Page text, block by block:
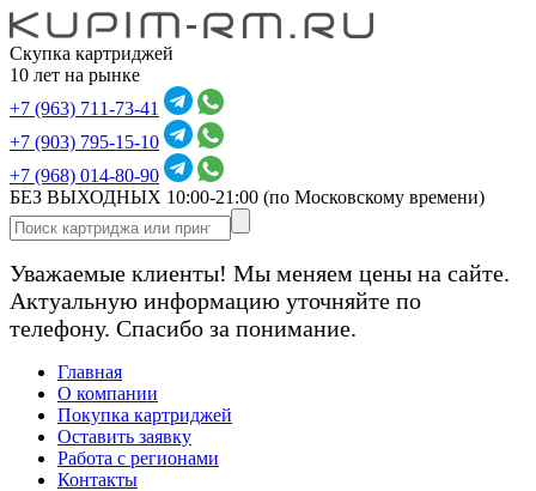
Скупка картриджей
10 лет на рынке
+7 (963) 711-73-41
+7 (903) 795-15-10
+7 (968) 014-80-90
БЕЗ ВЫХОДНЫХ 10:00-21:00 (по Московскому времени)
Уважаемые клиенты! Мы меняем цены на сайте.
Актуальную информацию уточняйте по
телефону. Спасибо за понимание.
Главная
О компании
Покупка картриджей
Оставить заявку
Работа с регионами
Контакты